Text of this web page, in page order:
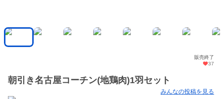
販売終了
37
朝引き名古屋コーチン(地鶏肉)1羽セット
みんなの投稿を見る